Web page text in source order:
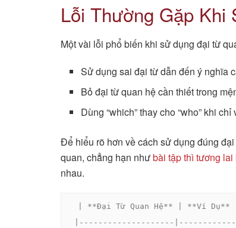
Lỗi Thường Gặp
Một vài lỗi phổ biến khi sử dụng đại từ
Sử dụng sai đại từ dẫn đến ý nghĩa
Bỏ đại từ quan hệ cần thiết trong
Dùng “which” thay cho “who” khi
Để hiểu rõ hơn về cách sử dụng đúng
quan, chẳng hạn nhưbài tập thì tương lai
nhau.
| **Đại Từ Quan Hệ** |
|--------------------